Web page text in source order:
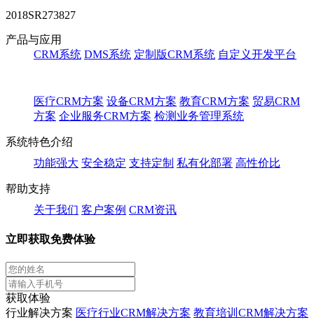
2018SR273827
产品与应用
CRM系统 DMS系统 定制版CRM系统 自定义开发平台
医疗CRM方案 设备CRM方案 教育CRM方案 贸易CRM
方案 企业服务CRM方案 检测业务管理系统
系统特色介绍
功能强大 安全稳定 支持定制 私有化部署 高性价比
帮助支持
关于我们 客户案例 CRM资讯
立即获取免费体验
获取体验
行业解决方案 医疗行业CRM解决方案 教育培训CRM解决方案